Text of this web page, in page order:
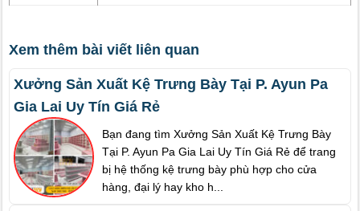
Xem thêm bài viết liên quan
Xưởng Sản Xuất Kệ Trưng Bày Tại P. Ayun Pa
Gia Lai Uy Tín Giá Rẻ
Bạn đang tìm Xưởng Sản Xuất Kệ Trưng Bày
Tại P. Ayun Pa Gia Lai Uy Tín Giá Rẻ để trang
bị hệ thống kệ trưng bày phù hợp cho cửa
hàng, đại lý hay kho h...